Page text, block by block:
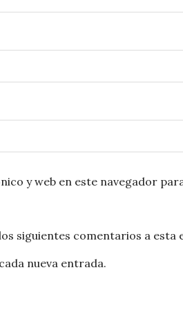
y web en este navegador
siguientes comentarios a esta
nueva entrada.